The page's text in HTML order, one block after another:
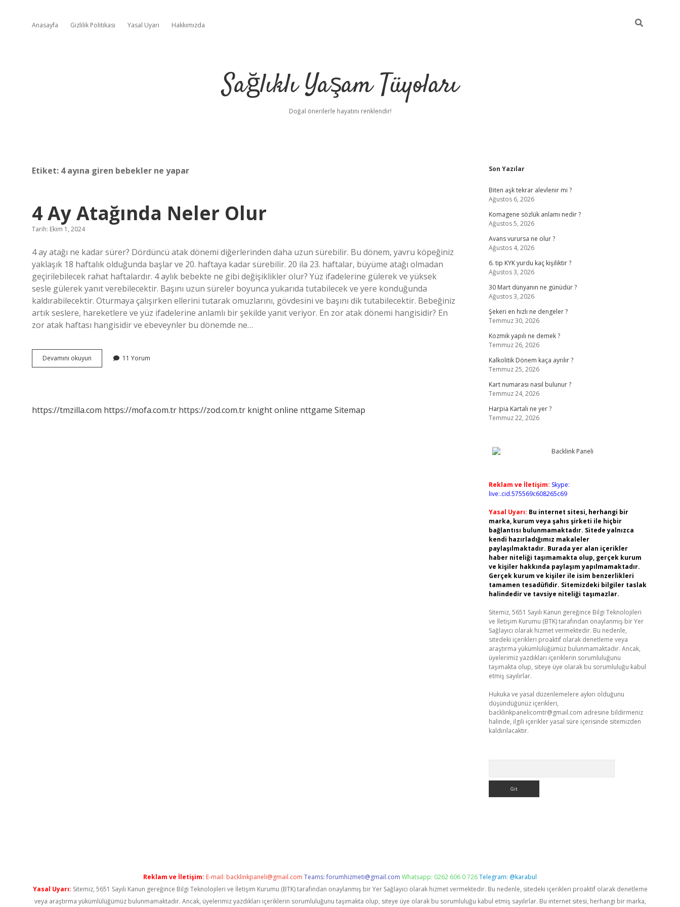
Anasayfa Gizlilik Politikası Yasal Uyarı Hakkımızda
Sağlıklı Yaşam Tüyoları
Doğal önerilerle hayatını renklendir!
Etiket: 4 ayına giren bebekler ne yapar
4 Ay Atağında Neler Olur
Tarih: Ekim 1, 2024
4 ay atağı ne kadar sürer? Dördüncü atak dönemi diğerlerinden daha uzun sürebilir. Bu dönem, yavru köpeğiniz
yaklaşık 18 haftalık olduğunda başlar ve 20. haftaya kadar sürebilir. 20 ila 23. haftalar, büyüme atağı olmadan
geçirilebilecek rahat haftalardır. 4 aylık bebekte ne gibi değişiklikler olur? Yüz ifadelerine gülerek ve yüksek
sesle gülerek yanıt verebilecektir. Başını uzun süreler boyunca yukarıda tutabilecek ve yere konduğunda
kaldırabilecektir. Oturmaya çalışırken ellerini tutarak omuzlarını, gövdesini ve başını dik tutabilecektir. Bebeğiniz
artık seslere, hareketlere ve yüz ifadelerine anlamlı bir şekilde yanıt veriyor. En zor atak dönemi hangisidir? En
zor atak haftası hangisidir ve ebeveynler bu dönemde ne…
Devamını okuyun
Ay
11 Yorum
https://tmzilla.com https://mofa.com.tr https://zod.com.tr knight online nttgame Sitemap
Sidebar
Son Yazılar
Biten aşk tekrar alevlenir mi ?
Ağustos 6, 2026
Komagene sözlük anlamı nedir ?
Ağustos 5, 2026
Avans vurursa ne olur ?
Ağustos 4, 2026
6. tip KYK yurdu kaç kişiliktir ?
Ağustos 3, 2026
30 Mart dünyanın ne günüdür ?
Ağustos 3, 2026
Şekeri en hızlı ne dengeler ?
Temmuz 30, 2026
Kozmik yapılı ne demek ?
Temmuz 26, 2026
Kalkolitik Dönem kaça ayrılır ?
Temmuz 25, 2026
Kart numarası nasıl bulunur ?
Temmuz 24, 2026
Harpia Kartalı ne yer ?
Temmuz 22, 2026
Reklam ve İletişim: Skype:
live:.cid.575569c608265c69
Yasal Uyarı: Bu internet sitesi, herhangi bir
marka, kurum veya şahıs şirketi ile hiçbir
bağlantısı bulunmamaktadır. Sitede yalnızca
kendi hazırladığımız makaleler
paylaşılmaktadır. Burada yer alan içerikler
haber niteliği taşımamakta olup, gerçek kurum
ve kişiler hakkında paylaşım yapılmamaktadır.
Gerçek kurum ve kişiler ile isim benzerlikleri
tamamen tesadüfidir. Sitemizdeki bilgiler taslak
halindedir ve tavsiye niteliği taşımazlar.
Sitemiz, 5651 Sayılı Kanun gereğince Bilgi Teknolojileri
ve İletişim Kurumu (BTK) tarafından onaylanmış bir Yer
Sağlayıcı olarak hizmet vermektedir. Bu nedenle,
sitedeki içerikleri proaktif olarak denetleme veya
araştırma yükümlülüğümüz bulunmamaktadır. Ancak,
üyelerimiz yazdıkları içeriklerin sorumluluğunu
taşımakta olup, siteye üye olarak bu sorumluluğu kabul
etmiş sayılırlar.
Hukuka ve yasal düzenlemelere aykırı olduğunu
düşündüğünüz içerikleri,
backlinkpanelicomtr@gmail.com adresine bildirmeniz
halinde, ilgili içerikler yasal süre içerisinde sitemizden
kaldırılacaktır.
Reklam ve İletişim: E-mail: backlinkpaneli@gmail.com Teams:forumhizmeti@gmail.com Whatsapp: 0262 606 0 726Telegram: @karabul
Yasal Uyarı: Sitemiz, 5651 Sayılı Kanun gereğince Bilgi Teknolojileri ve İletişim Kurumu (BTK) tarafından onaylanmış bir Yer Sağlayıcı olarak hizmet vermektedir. Bu nedenle, sitedeki içerikleri proaktif olarak denetleme
veya araştırma yükümlülüğümüz bulunmamaktadır. Ancak, üyelerimiz yazdıkları içeriklerin sorumluluğunu taşımakta olup, siteye üye olarak bu sorumluluğu kabul etmiş sayılırlar. Bu internet sitesi, herhangi bir marka,